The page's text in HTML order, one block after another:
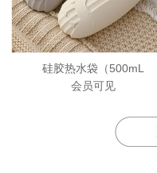
硅胶热水袋（500mL
会员可见